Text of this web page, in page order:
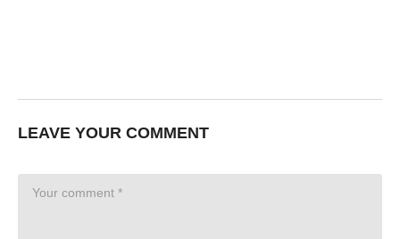
LEAVE YOUR COMMENT